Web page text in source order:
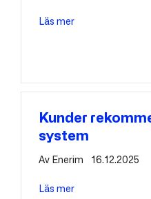
Läs mer
Kunder
system
Av Enerim 16.12.2025
Läs mer